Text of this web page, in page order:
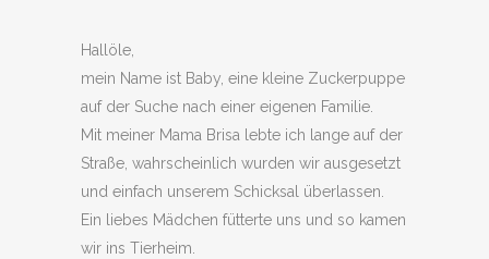
Hallöle,
mein Name ist Baby, eine kleine Zuckerpuppe
auf der Suche nach einer eigenen Familie.
Mit meiner Mama Brisa lebte ich lange auf der
Straße, wahrscheinlich wurden wir ausgesetzt
und einfach unserem Schicksal überlassen.
Ein liebes Mädchen fütterte uns und so kamen
wir ins Tierheim.